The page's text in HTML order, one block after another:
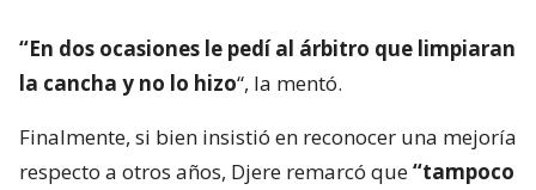
“En dos ocasiones le pedí al árbitro que limpiaran
la cancha y no lo hizo“, la mentó.
Finalmente, si bien insistió en reconocer una mejoría
respecto a otros años, Djere remarcó que“tampoco